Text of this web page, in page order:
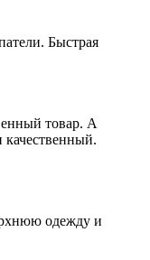
Быстрая
товар. А
качественный.
одежду и